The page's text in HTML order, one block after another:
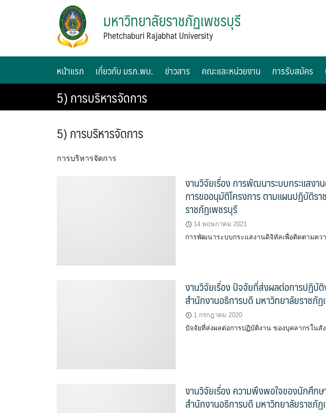
มหาวิทยาลัยราชภัฏเพชรบุรี
Phetchaburi Rajabhat University
หน้าแรก เกี่ยวกับ มรภ.พบ. ข่าวสาร คณะและหน่วยงาน การรับสมัคร
5) การบริหารจัดการ
5) การบริหารจัดการ
การบริหารจัดการ
งานวิจัยเรื่อง การพัฒนาระบบกระแสง
การขออนุมัติโครงการ ตามแผนปฏิบัติร
ราชภัฏเพชรบุรี
14 พฤษภาคม 2021
การพัฒนาระบบกระแสงานดิจิทัลเพื่อติดตามค
งานวิจัยเรื่อง ปัจจัยที่ส่งผลต่อการปฏิบั
สำนักงานอธิการบดี มหาวิทยาลัยราชภั
1 กรกฎาคม 2020
ปัจจัยที่ส่งผลต่อการปฏิบัติงาน ของบุคลากรในสั
งานวิจัยเรื่อง ความพึงพอใจของนักศึก
สำนักงานอธิการบดี มหาวิทยาลัยราชภั